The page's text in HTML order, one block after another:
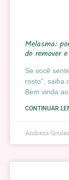
Melasma:
de remover
Se você
rosto”, saiba
Bem vinda
CONTINUAR
Andreza